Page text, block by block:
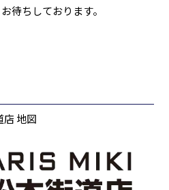
待ちしております。